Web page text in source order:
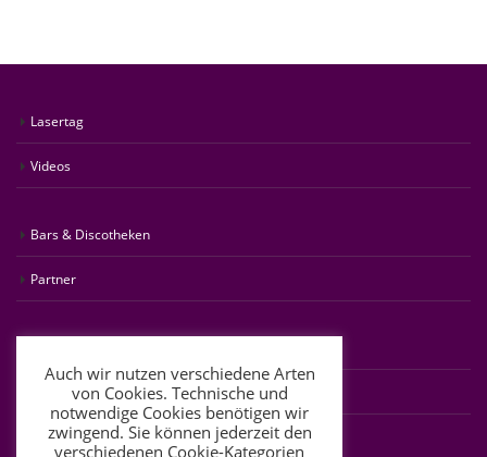
Lasertag
Videos
Bars & Discotheken
Partner
Auch wir nutzen verschiedene Arten
von Cookies. Technische und
notwendige Cookies benötigen wir
zwingend. Sie können jederzeit den
verschiedenen Cookie-Kategorien